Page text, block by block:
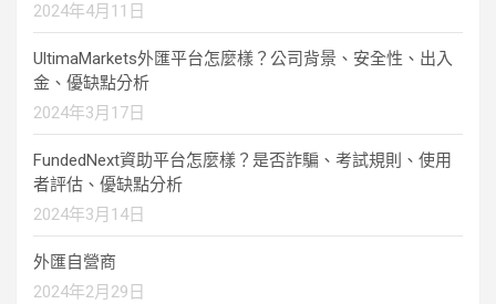
2024年4月11日
UltimaMarkets外匯平台怎麼樣？公司背景、安全性、出入
金、優缺點分析
2024年3月17日
FundedNext資助平台怎麼樣？是否詐騙、考試規則、使用
者評估、優缺點分析
2024年3月14日
外匯自營商
2024年2月29日